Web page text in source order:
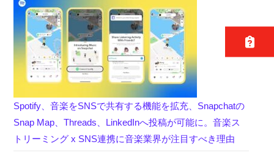
Spotify、音楽をSNSで共有する機能を拡充、Snapchatの
Snap Map、Threads、LinkedInへ投稿が可能に。音楽ス
トリーミング x SNS連携に音楽業界が注目すべき理由